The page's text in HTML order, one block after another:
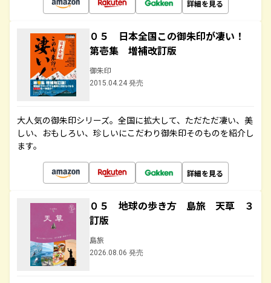
詳細を見る
０５ 日本全国この御朱印が凄い！
第壱集 増補改訂版
御朱印
2015.04.24 発売
大人気の御朱印シリーズ。全国に拡大して、ただただ凄い、美
しい、おもしろい、珍しいにこだわり御朱印そのものを紹介し
ます。
詳細を見る
０５ 地球の歩き方 島旅 天草 ３
訂版
島旅
2026.08.06 発売